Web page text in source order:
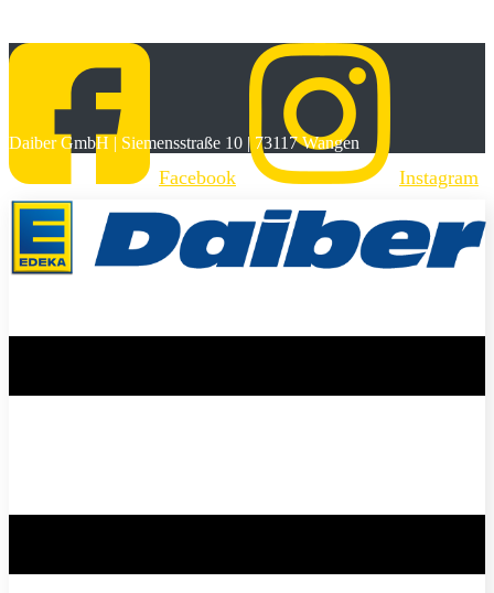
Facebook Instagram
Daiber GmbH | Siemensstraße 10 | 73117 Wangen